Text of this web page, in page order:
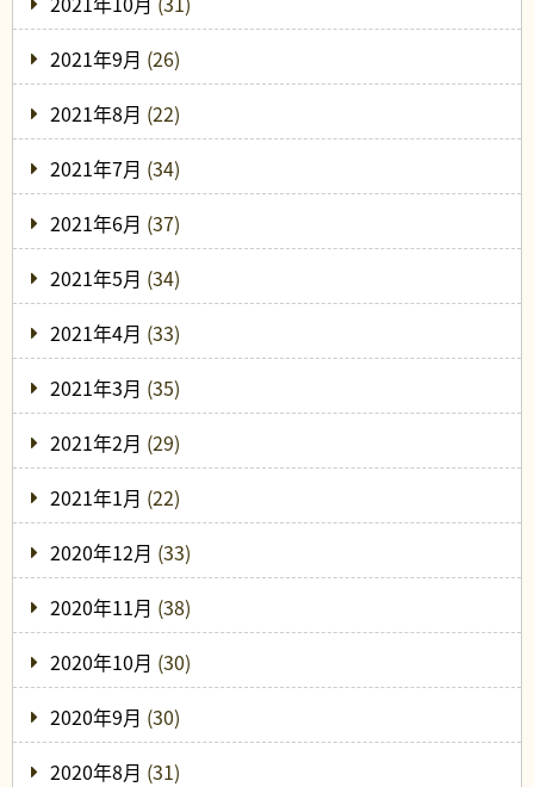
2021年9月 (26)
2021年8月 (22)
2021年7月 (34)
2021年6月 (37)
2021年5月 (34)
2021年4月 (33)
2021年3月 (35)
2021年2月 (29)
2021年1月 (22)
2020年12月 (33)
2020年11月 (38)
2020年10月 (30)
2020年9月 (30)
2020年8月 (31)